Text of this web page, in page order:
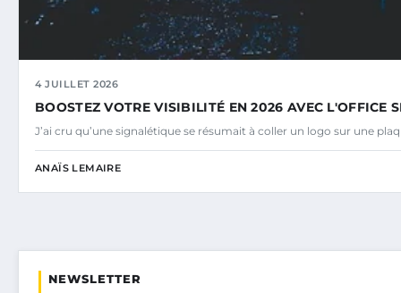
4 JUILLET 2026
BOOSTEZ VOTRE VISIBILITÉ EN 2026 AVEC L'OFFICE
J’ai cru qu’une signalétique se résumait à coller un logo sur une
ANAÏS LEMAIRE
NEWSLETTER